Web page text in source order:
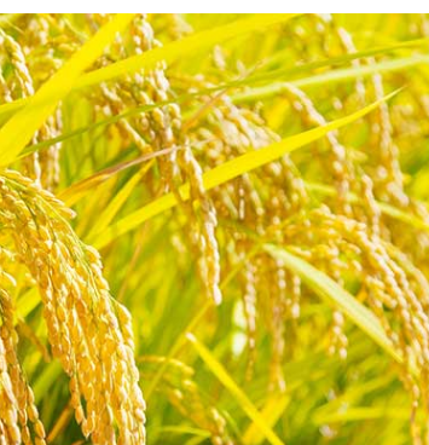
なる最強開運日
就日
て知りたいお日柄の意味
呼ぶお守り